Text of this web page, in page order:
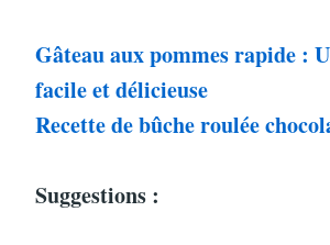
Gâteau aux pommes rapide :
facile et délicieuse
Recette de bûche roulée
Suggestions :